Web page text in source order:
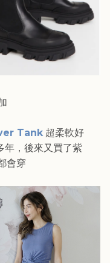
Tank 超柔軟好
年，後來又買了紫
會穿